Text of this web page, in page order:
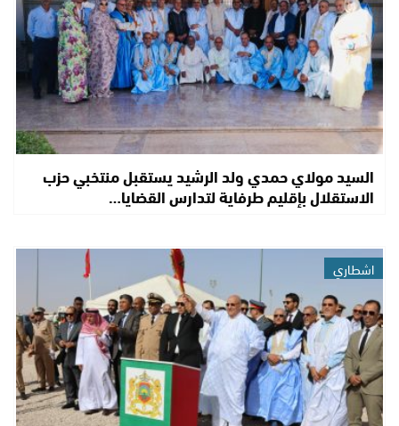
السيد مولاي حمدي ولد الرشيد يستقبل منتخبي حزب
الاستقلال بإقليم طرفاية لتدارس القضايا…
اشطاري